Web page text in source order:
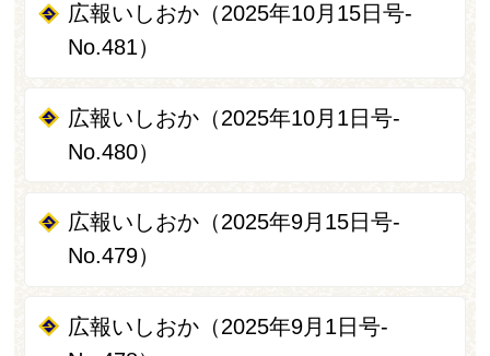
広報いしおか（2025年10月15日号-
No.481）
広報いしおか（2025年10月1日号-
No.480）
広報いしおか（2025年9月15日号-
No.479）
広報いしおか（2025年9月1日号-